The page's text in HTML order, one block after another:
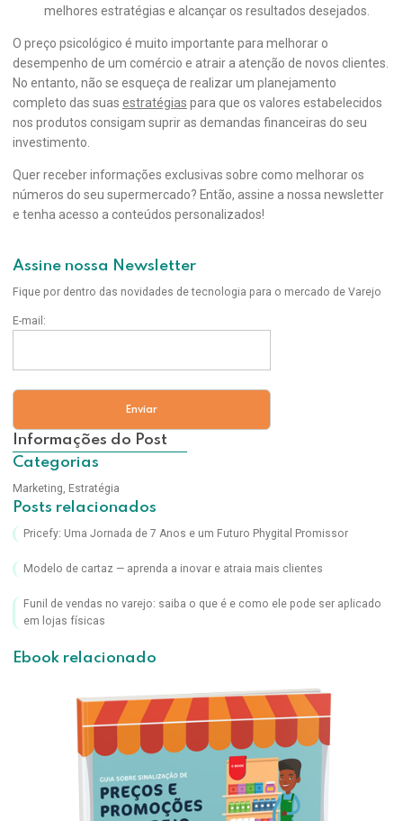
melhores estratégias e alcançar os resultados desejados.
O preço psicológico é muito importante para melhorar o
desempenho de um comércio e atrair a atenção de novos clientes.
No entanto, não se esqueça de realizar um planejamento
completo das suas estratégias para que os valores estabelecidos
nos produtos consigam suprir as demandas financeiras do seu
investimento.
Quer receber informações exclusivas sobre como melhorar os
números do seu supermercado? Então, assine a nossa newsletter
e tenha acesso a conteúdos personalizados!
Assine nossa Newsletter
Fique por dentro das novidades de tecnologia para o mercado de Varejo
E-mail:
Informações do Post
Categorias
Marketing, Estratégia
Posts relacionados
Pricefy: Uma Jornada de 7 Anos e um Futuro Phygital Promissor
Modelo de cartaz — aprenda a inovar e atraia mais clientes
Funil de vendas no varejo: saiba o que é e como ele pode ser aplicado
em lojas físicas
Ebook relacionado